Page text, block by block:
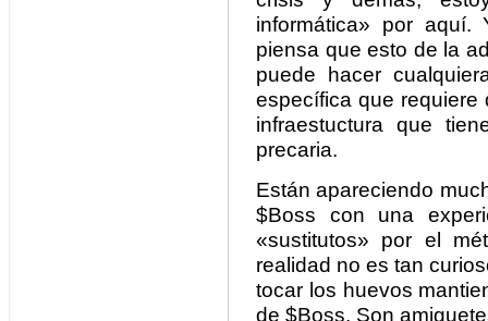
informática» por
piensa que esto de la
puede hacer
específica que
infraestuctura que
precaria.
Están apareciendo
$Boss con una
«sustitutos» por el
realidad no es tan
tocar los huevos
de $Boss. Son